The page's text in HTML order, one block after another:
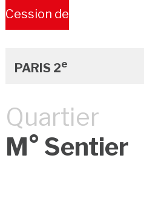
Cession de
PARIS 2e
Quartier
M° Sentier